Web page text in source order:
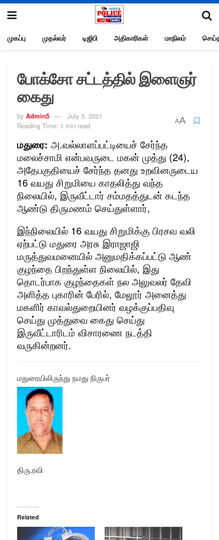
முகப்பு முதல்வர் டிஜிபி அதிகாரிகள் மாநிலம்
போக்சோ சட்டத்தில் இளைஞர்
கைது
by Admin5
July 5, 2021
Reading Time: 1 min read
AA
மதுரை: அ.வல்லாளப்பட்டியைச் சேர்ந்த
மலைச்சாமி என்பவருடை மகன் முத்து (24),
அதேபகுதியைச் சேர்ந்த தனது உறவினருடைய
16 வயது சிறுமியை காதலித்து வந்த
நிலையில், இருவீட்டார் சம்மதத்துடன் கடந்த
ஆண்டு திருமணம் செய்துள்ளார்,
இந்நிலையில் 16 வயது சிறுமிக்கு பிரசவ வலி
ஏற்பட்டு மதுரை அரசு இராஜாஜி
மருத்துவமனையில் அனுமதிக்கப்பட்டு ஆண்
குழந்தை பிறந்துள்ள நிலையில், இது
தொடர்பாக குழந்தைகள் நல அலுவலர் தேவி
அளித்த புகாரின் பேரில், மேலூர் அனைத்து
மகளிர் காவல்துறையினர் வழக்குப்பதிவு
செய்து முத்துவை கைது செய்து
இருவீட்டாரிடம் விசாரணை நடத்தி
வருகின்றனர்.
மதுரையிலிருந்து நமது நிருபர்
திரு.ரவி
Related